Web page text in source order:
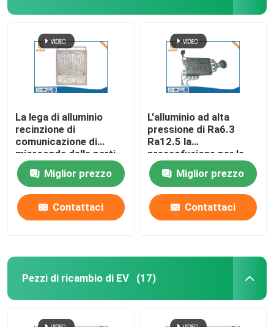
Servizi rapidi di modello
La lega di alluminio
recinzione di
comunicazione di
microonda delle parti
della pressofusione
Miglior prezzo
Contattaci
L'alluminio ad alta
pressione di Ra6.3
Ra12.5 la
pressofusione per la
comunicazione
Miglior prezzo
Contattaci
Pezzi di ricambio di EV (17)